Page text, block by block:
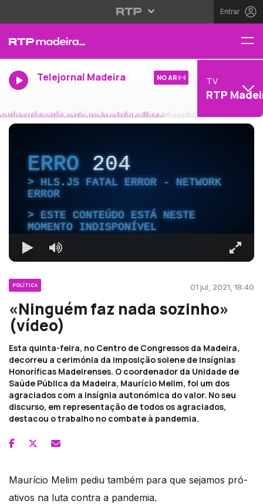
Entrar
Telejornal Madeira NO AR TV
RTP
ERRO204
HLS.JS FATAL ERROR - NETWORK
ERROR
ESTE CONTEÚDO ESTÁ NESTE
MOMENTO INDISPONÍVEL
POLÍTICA 01 jul, 2021, 18:40
«Ninguém faz nada sozinho»
(vídeo)
Esta quinta-feira, no Centro de Congressos da Madeira,
decorreu a cerimónia da imposição solene de Insígnias
Honoríficas Madeirenses. O coordenador da Unidade de
Saúde Pública da Madeira, Maurício Melim, foi um dos
agraciados com a insígnia autonómica do valor. No seu
discurso, em representação de todos os agraciados,
destacou o trabalho no combate à pandemia.
Maurício Melim pediu também para que sejamos pró-
ativos na luta contra a pandemia.